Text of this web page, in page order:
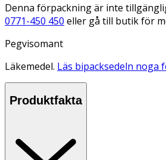
Denna förpackning är inte
0771-450 450 eller gå till butik för
Pegvisomant
Läkemedel. Läs bipacksedeln noga
Produktfakta